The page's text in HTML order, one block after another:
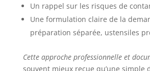
Un rappel sur les risques de
Une formulation claire de la
préparation séparée, ustensiles
Cette approche professionnelle et
souvent mieux reçue qu’une simple